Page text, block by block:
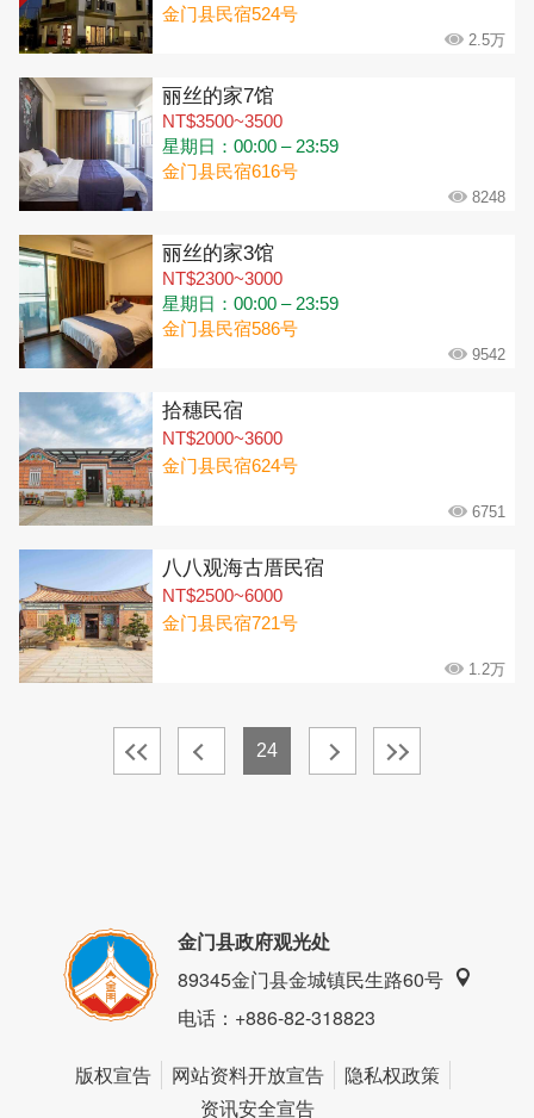
金门县民宿524号
2.5万
丽丝的家7馆
NT$3500~3500
星期日：00:00 – 23:59
金门县民宿616号
8248
丽丝的家3馆
NT$2300~3000
星期日：00:00 – 23:59
金门县民宿586号
9542
拾穗民宿
NT$2000~3600
金门县民宿624号
6751
八八观海古厝民宿
NT$2500~6000
金门县民宿721号
1.2万
24
金门县政府观光处
89345金门县金城镇民生路60号
电话：+886-82-318823
版权宣告 网站资料开放宣告
隐私权政策
资讯安全宣告